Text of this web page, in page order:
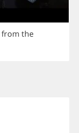
from the